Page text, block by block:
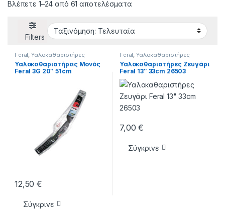
Βλέπετε 1–24 από 61 αποτελέσματαSorted by latest
Filters
Feral,Υαλοκαθαριστήρες
Υαλοκαθαριστήρας Μονός
Feral 3G 20″ 51cm
12,50€
Σύγκρινε
Feral,Υαλοκαθαριστήρες
Υαλοκαθαριστήρες Ζευγάρι
Feral 13″ 33cm 26503
7,00€
Σύγκρινε